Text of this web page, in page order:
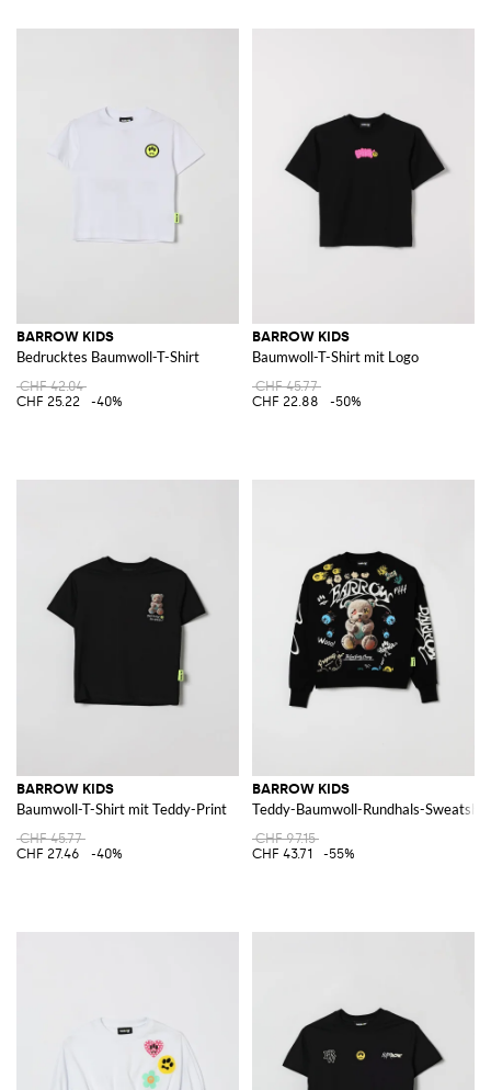
BARROW KIDS
Bedrucktes Baumwoll-T-Shirt
CHF 42.04
CHF 25.22
-40%
BARROW KIDS
Baumwoll-T-Shirt mit Logo
CHF 45.77
CHF 22.88
-50%
BARROW KIDS
Baumwoll-T-Shirt mit Teddy-Print
CHF 45.77
CHF 27.46
-40%
BARROW KIDS
Teddy-Baumwoll-Rundhals-
CHF 97.15
CHF 43.71
-55%